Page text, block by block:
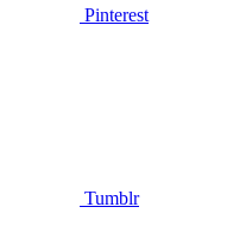
Pinterest
Tumblr